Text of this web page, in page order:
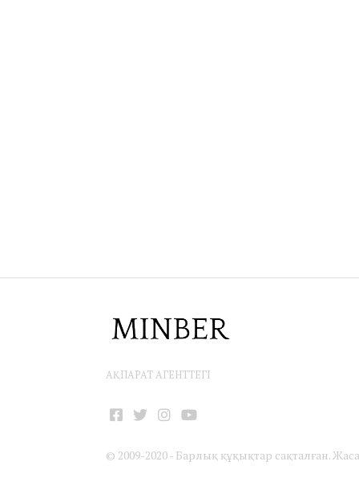
АҚПАРАТ АГЕНТТЕГІ
© 2009-2020 - Барлық құқықтар сақталған.